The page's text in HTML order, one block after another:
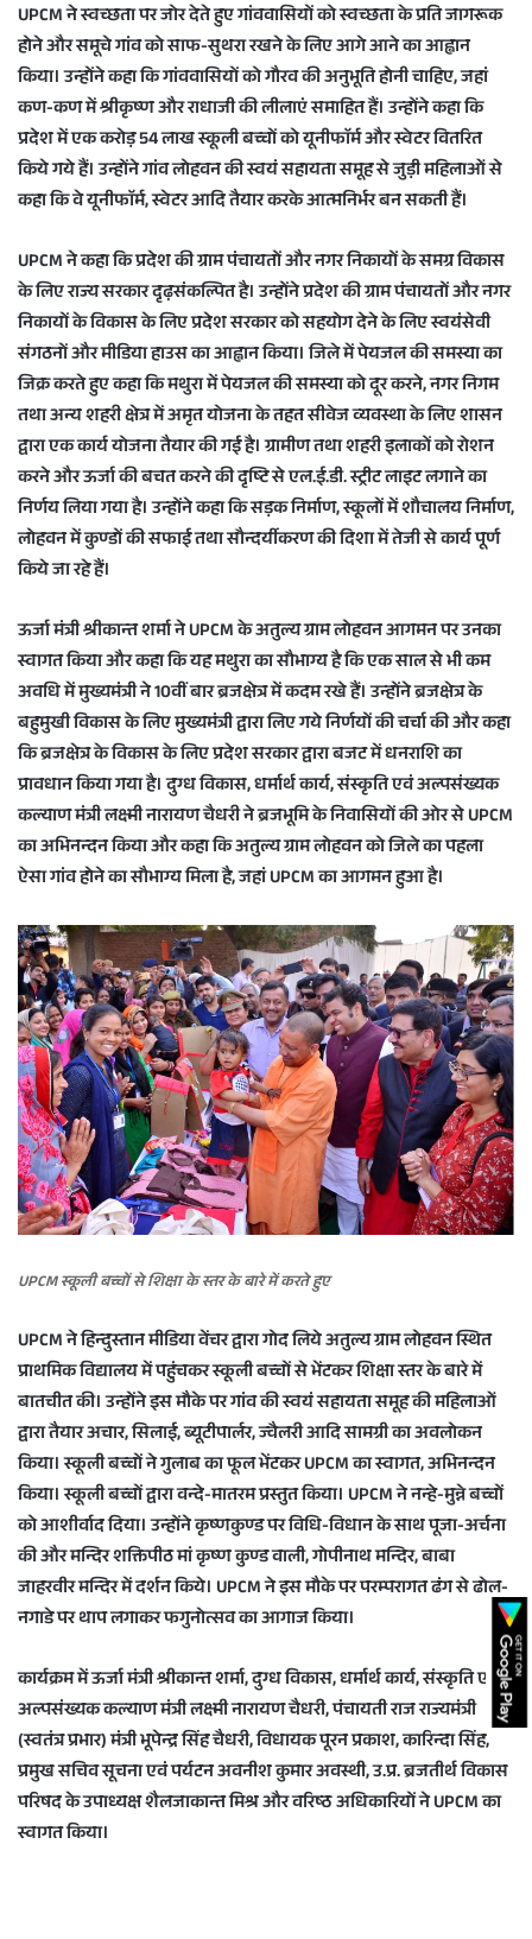
UPCM ने स्वच्छता पर जोर देते हुए गांववासियों को स्वच्छता के प्रति जागरूक
होने और समूचे गांव को साफ-सुथरा रखने के लिए आगे आने का आह्वान
किया। उन्होंने कहा कि गांववासियों को गौरव की अनुभूति होनी चाहिए, जहां
कण-कण में श्रीकृष्ण और राधाजी की लीलाएं समाहित हैं। उन्होंने कहा कि
प्रदेश में एक करोड़ 54 लाख स्कूली बच्चों को यूनीफाॅर्म और स्वेटर वितरित
किये गये हैं। उन्होंने गांव लोहवन की स्वयं सहायता समूह से जुड़ी महिलाओं से
कहा कि वे यूनीफाॅर्म, स्वेटर आदि तैयार करके आत्मनिर्भर बन सकती हैं।
UPCM ने कहा कि प्रदेश की ग्राम पंचायतों और नगर निकायों के समग्र विकास
के लिए राज्य सरकार दृढ़संकल्पित है। उन्होंने प्रदेश की ग्राम पंचायतों और नगर
निकायों के विकास के लिए प्रदेश सरकार को सहयोग देने के लिए स्वयंसेवी
संगठनों और मीडिया हाउस का आह्वान किया। जिले में पेयजल की समस्या का
जिक्र करते हुए कहा कि मथुरा में पेयजल की समस्या को दूर करने, नगर निगम
तथा अन्य शहरी क्षेत्र में अमृत योजना के तहत सीवेज व्यवस्था के लिए शासन
द्वारा एक कार्य योजना तैयार की गई है। ग्रामीण तथा शहरी इलाकों को रोशन
करने और ऊर्जा की बचत करने की दृष्टि से एल.ई.डी. स्ट्रीट लाइट लगाने का
निर्णय लिया गया है। उन्होंने कहा कि सड़क निर्माण, स्कूलों में शौचालय निर्माण,
लोहवन में कुण्डों की सफाई तथा सौन्दर्यीकरण की दिशा में तेजी से कार्य पूर्ण
किये जा रहे हैं।
ऊर्जा मंत्री श्रीकान्त शर्मा ने UPCM के अतुल्य ग्राम लोहवन आगमन पर उनका
स्वागत किया और कहा कि यह मथुरा का सौभाग्य है कि एक साल से भी कम
अवधि में मुख्यमंत्री ने 10वीं बार ब्रजक्षेत्र में कदम रखे हैं। उन्होंने ब्रजक्षेत्र के
बहुमुखी विकास के लिए मुख्यमंत्री द्वारा लिए गये निर्णयों की चर्चा की और कहा
कि ब्रजक्षेत्र के विकास के लिए प्रदेश सरकार द्वारा बजट में धनराशि का
प्रावधान किया गया है। दुग्ध विकास, धर्मार्थ कार्य, संस्कृति एवं अल्पसंख्यक
कल्याण मंत्री लक्ष्मी नारायण चैधरी ने ब्रजभूमि के निवासियों की ओर से UPCM
का अभिनन्दन किया और कहा कि अतुल्य ग्राम लोहवन को जिले का पहला
ऐसा गांव होने का सौभाग्य मिला है, जहां UPCM का आगमन हुआ है।
UPCM स्कूली बच्चों से शिक्षा के स्तर के बारे में करते हुए
UPCM ने हिन्दुस्तान मीडिया वेंचर द्वारा गोद लिये अतुल्य ग्राम लोहवन स्थित
प्राथमिक विद्यालय में पहुंचकर स्कूली बच्चों से भेंटकर शिक्षा स्तर के बारे में
बातचीत की। उन्होंने इस मौके पर गांव की स्वयं सहायता समूह की महिलाओं
द्वारा तैयार अचार, सिलाई, ब्यूटीपार्लर, ज्वैलरी आदि सामग्री का अवलोकन
किया। स्कूली बच्चों ने गुलाब का फूल भेंटकर UPCM का स्वागत, अभिनन्दन
किया। स्कूली बच्चों द्वारा वन्दे-मातरम प्रस्तुत किया। UPCM ने नन्हे-मुन्ने बच्चों
को आशीर्वाद दिया। उन्होंने कृष्णकुण्ड पर विधि-विधान के साथ पूजा-अर्चना
की और मन्दिर शक्तिपीठ मां कृष्ण कुण्ड वाली, गोपीनाथ मन्दिर, बाबा
जाहरवीर मन्दिर में दर्शन किये। UPCM ने इस मौके पर परम्परागत ढंग से ढोल-
नगाडे पर थाप लगाकर फगुनोत्सव का आगाज किया।
कार्यक्रम में ऊर्जा मंत्री श्रीकान्त शर्मा, दुग्ध विकास, धर्मार्थ कार्य, संस्कृति एवं
अल्पसंख्यक कल्याण मंत्री लक्ष्मी नारायण चैधरी, पंचायती राज राज्यमंत्री
(स्वतंत्र प्रभार) मंत्री भूपेन्द्र सिंह चैधरी, विधायक पूरन प्रकाश, कारिन्दा सिंह,
प्रमुख सचिव सूचना एवं पर्यटन अवनीश कुमार अवस्थी, उ.प्र. ब्रजतीर्थ विकास
परिषद के उपाध्यक्ष शैलजाकान्त मिश्र और वरिष्ठ अधिकारियों ने UPCM का
स्वागत किया।